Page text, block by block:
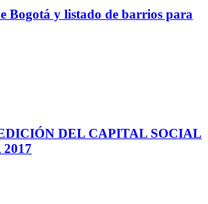
Bogotá y listado de barrios para
DEL CAPITAL SOCIAL